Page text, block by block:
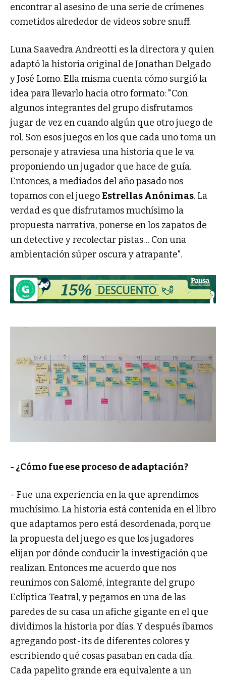
encontrar al asesino de una serie de crímenes
cometidos alrededor de videos sobre snuff.
Luna Saavedra Andreotti es la directora y quien
adaptó la historia original de Jonathan Delgado
y José Lomo. Ella misma cuenta cómo surgió la
idea para llevarlo hacia otro formato: "Con
algunos integrantes del grupo disfrutamos
jugar de vez en cuando algún que otro juego de
rol. Son esos juegos en los que cada uno toma un
personaje y atraviesa una historia que le va
proponiendo un jugador que hace de guía.
Entonces, a mediados del año pasado nos
topamos con el juegoEstrellas Anónimas. La
verdad es que disfrutamos muchísimo la
propuesta narrativa, ponerse en los zapatos de
un detective y recolectar pistas… Con una
ambientación súper oscura y atrapante".
- ¿Cómo fue ese proceso de adaptación?
- Fue una experiencia en la que aprendimos
muchísimo. La historia está contenida en el libro
que adaptamos pero está desordenada, porque
la propuesta del juego es que los jugadores
elijan por dónde conducir la investigación que
realizan. Entonces me acuerdo que nos
reunimos con Salomé, integrante del grupo
Eclíptica Teatral, y pegamos en una de las
paredes de su casa un afiche gigante en el que
dividimos la historia por días. Y después íbamos
agregando post-its de diferentes colores y
escribiendo qué cosas pasaban en cada día.
Cada papelito grande era equivalente a un